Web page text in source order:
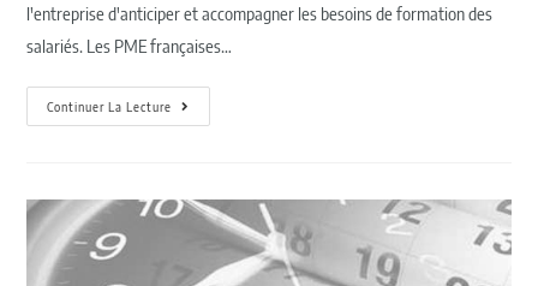
l'entreprise d'anticiper et accompagner les besoins de formation des
salariés. Les PME françaises…
Continuer La Lecture